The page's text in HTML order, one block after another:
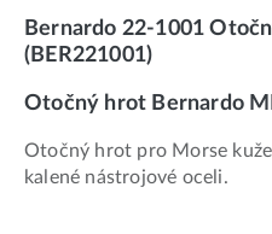
Bernardo 22-1001
(BER221001)
Otočný hrot Bernardo
Otočný hrot pro Morse
kalené nástrojové oceli.